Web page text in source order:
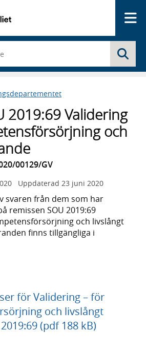
2019:69 Validering
och
00129/GV
Uppdaterad 23 juni 2020
svaren från dem som har
remissen SOU 2019:69
och livslångt
finns tillgängliga i
för Validering – för
och livslångt
(pdf 188 kB)